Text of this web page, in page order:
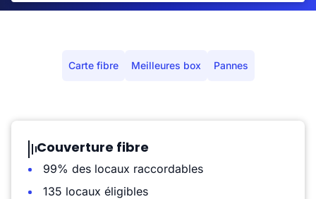
Carte fibre Meilleures box Pannes
Couverture fibre
99% des locaux raccordables
135 locaux éligibles